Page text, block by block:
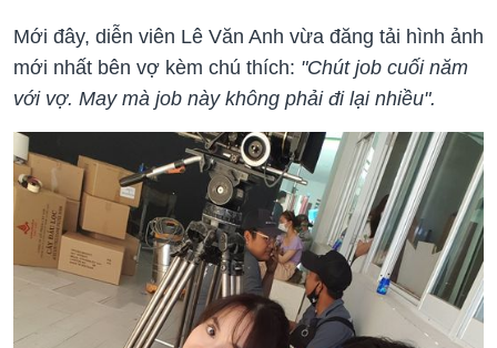
Mới đây, diễn viên Lê Văn Anh vừa đăng tải hình ảnh
mới nhất bên vợ kèm chú thích: "Chút job cuối năm
với vợ. May mà job này không phải đi lại nhiều".